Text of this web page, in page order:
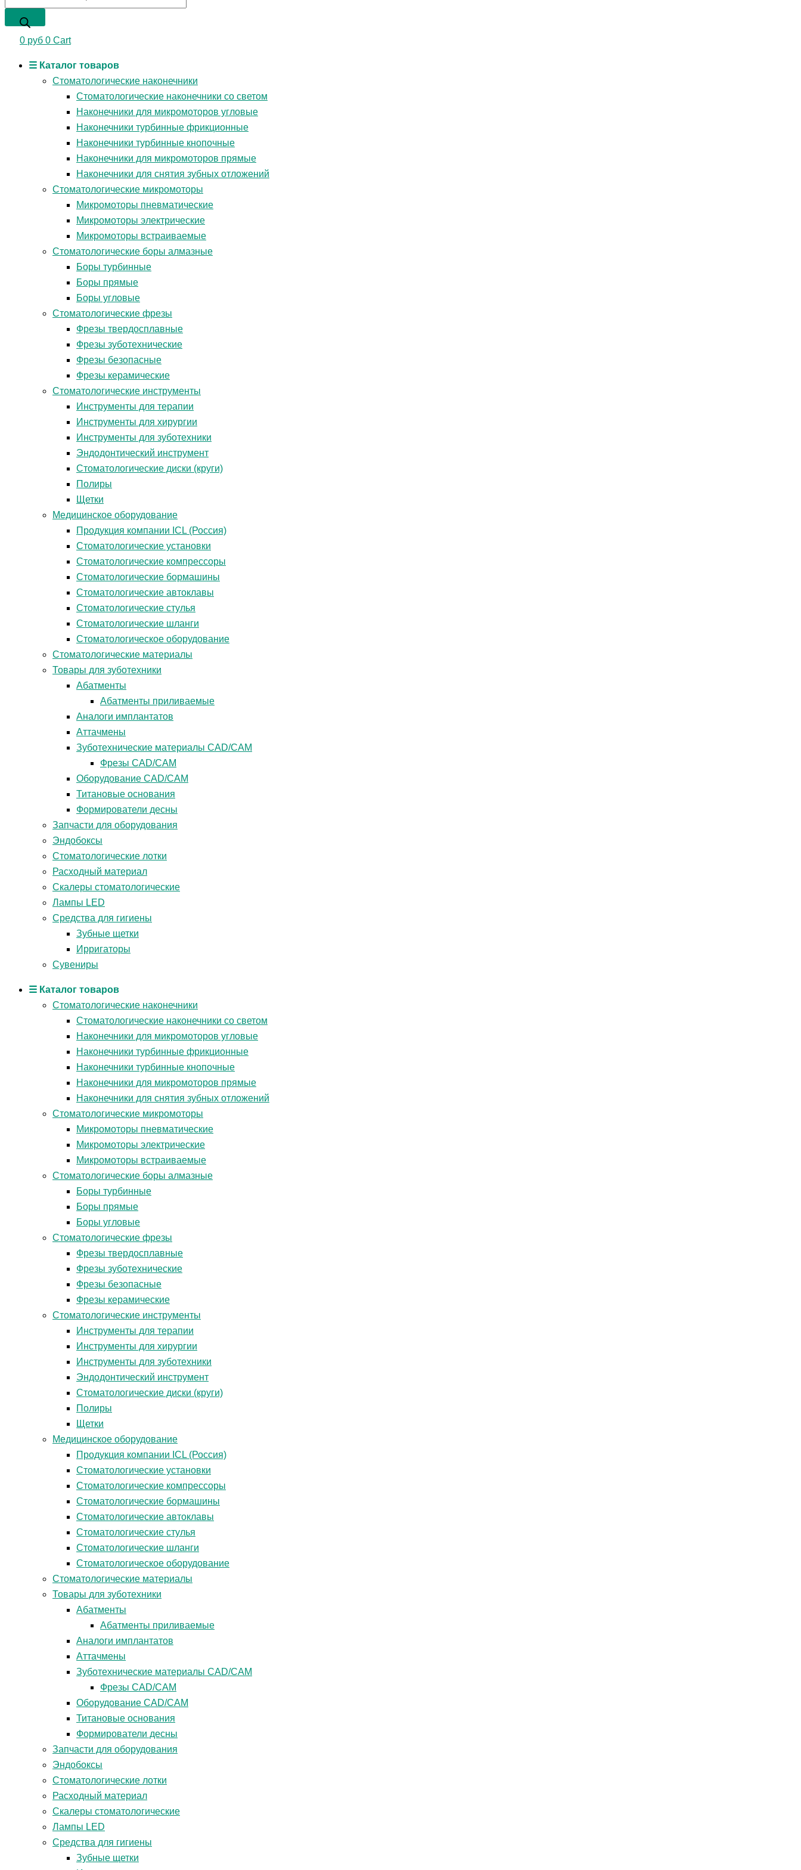
0 руб 0 Cart
☰ Каталог товаров
Стоматологические наконечники
Стоматологические наконечники со светом
Наконечники для микромоторов угловые
Наконечники турбинные фрикционные
Наконечники турбинные кнопочные
Наконечники для микромоторов прямые
Наконечники для снятия зубных отложений
Стоматологические микромоторы
Микромоторы пневматические
Микромоторы электрические
Микромоторы встраиваемые
Стоматологические боры алмазные
Боры турбинные
Боры прямые
Боры угловые
Стоматологические фрезы
Фрезы твердосплавные
Фрезы зуботехнические
Фрезы безопасные
Фрезы керамические
Стоматологические инструменты
Инструменты для терапии
Инструменты для хирургии
Инструменты для зуботехники
Эндодонтический инструмент
Стоматологические диски (круги)
Полиры
Щетки
Медицинское оборудование
Продукция компании ICL (Россия)
Стоматологические установки
Стоматологические компрессоры
Стоматологические бормашины
Стоматологические автоклавы
Стоматологические стулья
Стоматологические шланги
Стоматологическое оборудование
Стоматологические материалы
Товары для зуботехники
Абатменты
Абатменты приливаемые
Аналоги имплантатов
Аттачмены
Зуботехнические материалы CAD/CAM
Фрезы CAD/CAM
Оборудование CAD/CAM
Титановые основания
Формирователи десны
Запчасти для оборудования
Эндобоксы
Стоматологические лотки
Расходный материал
Скалеры стоматологические
Лампы LED
Средства для гигиены
Зубные щетки
Ирригаторы
Сувениры
☰ Каталог товаров
Стоматологические наконечники
Стоматологические наконечники со светом
Наконечники для микромоторов угловые
Наконечники турбинные фрикционные
Наконечники турбинные кнопочные
Наконечники для микромоторов прямые
Наконечники для снятия зубных отложений
Стоматологические микромоторы
Микромоторы пневматические
Микромоторы электрические
Микромоторы встраиваемые
Стоматологические боры алмазные
Боры турбинные
Боры прямые
Боры угловые
Стоматологические фрезы
Фрезы твердосплавные
Фрезы зуботехнические
Фрезы безопасные
Фрезы керамические
Стоматологические инструменты
Инструменты для терапии
Инструменты для хирургии
Инструменты для зуботехники
Эндодонтический инструмент
Стоматологические диски (круги)
Полиры
Щетки
Медицинское оборудование
Продукция компании ICL (Россия)
Стоматологические установки
Стоматологические компрессоры
Стоматологические бормашины
Стоматологические автоклавы
Стоматологические стулья
Стоматологические шланги
Стоматологическое оборудование
Стоматологические материалы
Товары для зуботехники
Абатменты
Абатменты приливаемые
Аналоги имплантатов
Аттачмены
Зуботехнические материалы CAD/CAM
Фрезы CAD/CAM
Оборудование CAD/CAM
Титановые основания
Формирователи десны
Запчасти для оборудования
Эндобоксы
Стоматологические лотки
Расходный материал
Скалеры стоматологические
Лампы LED
Средства для гигиены
Зубные щетки